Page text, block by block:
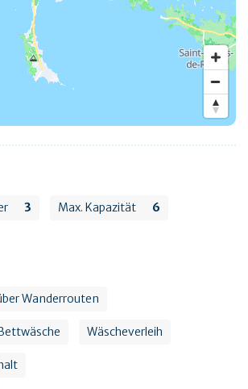
3 Max. Kapazität 6
Wanderrouten
Wäscheverleih